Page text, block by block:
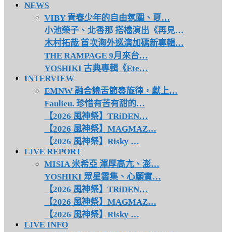
NEWS
VIBY 青春少年的自由氛圍、夏…
小池榮子、北香那 搭檔演出《再見…
木村拓哉 首次海外巡演加碼新專輯…
THE RAMPAGE 9月來台…
YOSHIKI 古典專輯《Ete…
INTERVIEW
EMNW 融合饒舌節奏旋律，獻上…
Faulieu. 珍惜有苦有甜的…
【2026 風神祭】TRiDEN…
【2026 風神祭】MAGMAZ…
【2026 風神祭】Risky …
LIVE REPORT
MISIA 米希亞 渾厚高亢、澎…
YOSHIKI 眾星雲集、心願實…
【2026 風神祭】TRiDEN…
【2026 風神祭】MAGMAZ…
【2026 風神祭】Risky …
LIVE INFO